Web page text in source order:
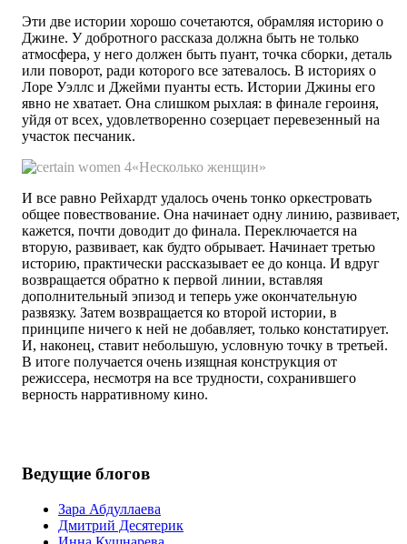
Эти две истории хорошо сочетаются, обрамляя историю о
Джине. У добротного рассказа должна быть не только
атмосфера, у него должен быть пуант, точка сборки, деталь
или поворот, ради которого все затевалось. В историях о
Лоре Уэллс и Джейми пуанты есть. Истории Джины его
явно не хватает. Она слишком рыхлая: в финале героиня,
уйдя от всех, удовлетворенно созерцает перевезенный на
участок песчаник.
«Несколько женщин»
И все равно Рейхардт удалось очень тонко оркестровать
общее повествование. Она начинает одну линию, развивает,
кажется, почти доводит до финала. Переключается на
вторую, развивает, как будто обрывает. Начинает третью
историю, практически рассказывает ее до конца. И вдруг
возвращается обратно к первой линии, вставляя
дополнительный эпизод и теперь уже окончательную
развязку. Затем возвращается ко второй истории, в
принципе ничего к ней не добавляет, только констатирует.
И, наконец, ставит небольшую, условную точку в третьей.
В итоге получается очень изящная конструкция от
режиссера, несмотря на все трудности, сохранившего
верность нарративному кино.
Ведущие блогов
Зара Абдуллаева
Дмитрий Десятерик